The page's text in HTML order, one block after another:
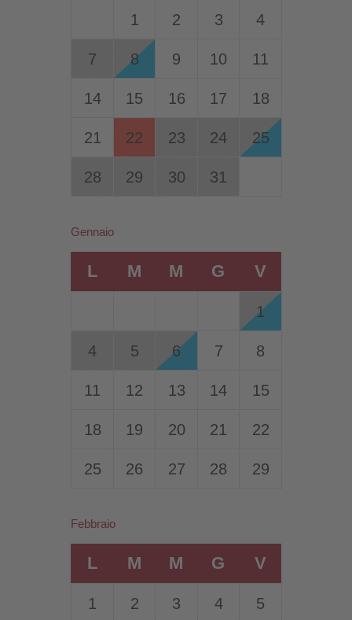
1 2 3 4
7 8 9 10 11
14 15 16 17 18
21 22 23 24 25
28 29 30 31
Gennaio
L M M G V
1
4 5 6 7 8
11 12 13 14 15
18 19 20 21 22
25 26 27 28 29
Febbraio
L M M G V
1 2 3 4 5